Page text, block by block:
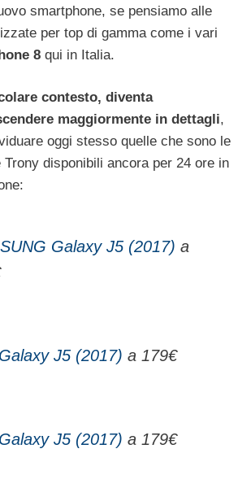
smartphone, se pensiamo alle
per top di gamma come i vari
8 qui in Italia.
contesto, diventa
maggiormente in dettagli,
oggi stesso quelle che sono le
disponibili ancora per 24 ore in
Galaxy J5 (2017) a
J5 (2017) a 179€
J5 (2017) a 179€